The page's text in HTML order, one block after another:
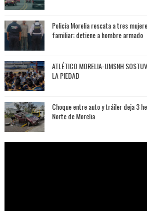
Policía Morelia rescata a tres
familiar; detiene a hombre armado
ATLÉTICO MORELIA-UMSNH
LA PIEDAD
Choque entre auto y tráiler deja 3
Norte de Morelia